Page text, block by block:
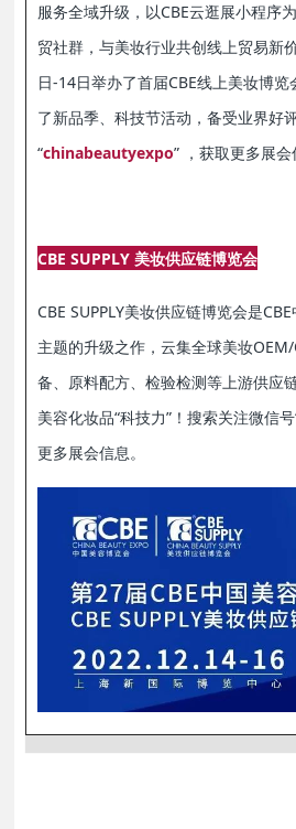
服务全域升级，以CBE云逛展小程序
贸社群，与美妆行业共创线上贸易新
日-14日举办了首届CBE线上美妆博览
了新品季、科技节活动，备受业界好
“chinabeautyexpo” ，获取更多展会
CBE SUPPLY 美妆供应链博览会
CBE SUPPLY美妆供应链博览会是
主题的升级之作，云集全球美妆
备、原料配方、检验检测等上游供应
美容化妆品“科技力”！搜索关注微信号
更多展会信息。